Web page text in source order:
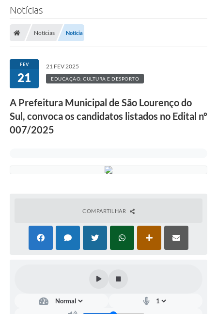
Notícias
Notícias Notícia
FEV
21
21 FEV 2025
EDUCAÇÃO, CULTURA E DESPORTO
A Prefeitura Municipal de São Lourenço do
Sul, convoca os candidatos listados no Edital nº
007/2025
COMPARTILHAR